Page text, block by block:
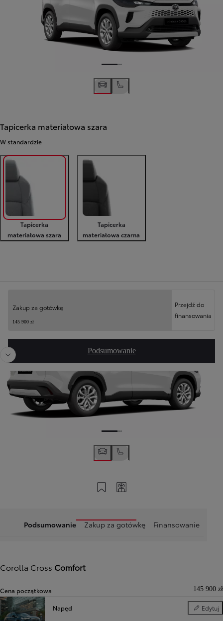
Tapicerka materiałowa szara
W standardzie
Tapicerka
materiałowa szara
Tapicerka
materiałowa czarna
Zakup za gotówkę
145 900 zł
Przejdź do
finansowania
Podsumowanie
Zapisz na swoim koncie
Podsumowanie Zakup za gotówkę Finansowanie
Corolla Cross Comfort
Cena początkowa 145 900 zł
Napęd Edytuj
Napęd